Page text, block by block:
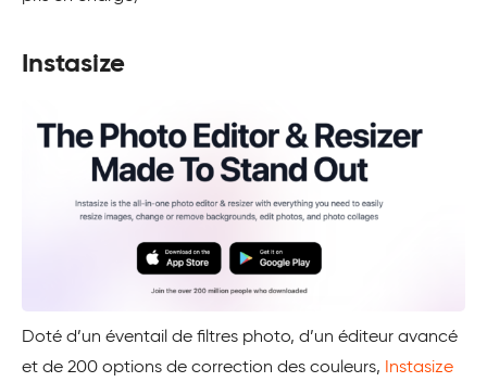
Instasize
Doté d’un éventail de filtres photo, d’un éditeur avancé
et de 200 options de correction des couleurs,
Instasize